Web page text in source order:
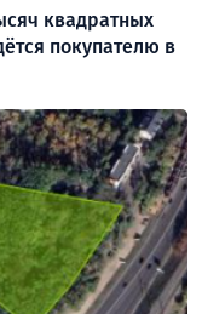
квадратных
покупателю в